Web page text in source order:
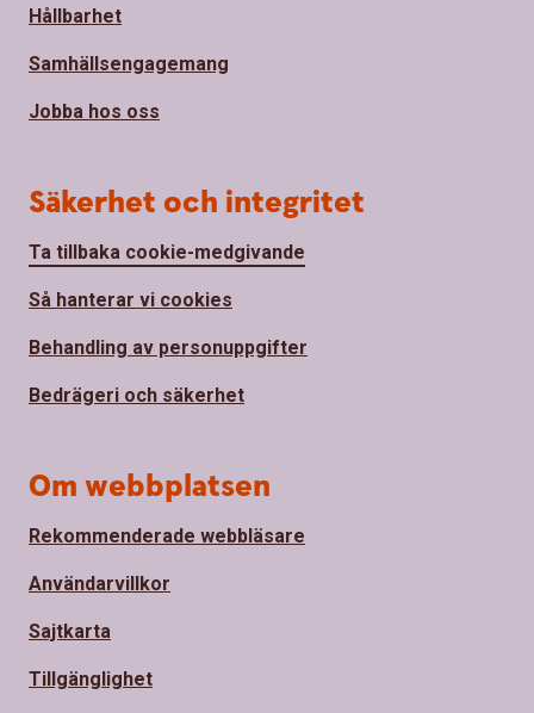
Hållbarhet
Samhällsengagemang
Jobba hos oss
Säkerhet och integritet
Ta tillbaka cookie-medgivande
Så hanterar vi cookies
Behandling av personuppgifter
Bedrägeri och säkerhet
Om webbplatsen
Rekommenderade webbläsare
Användarvillkor
Sajtkarta
Tillgänglighet